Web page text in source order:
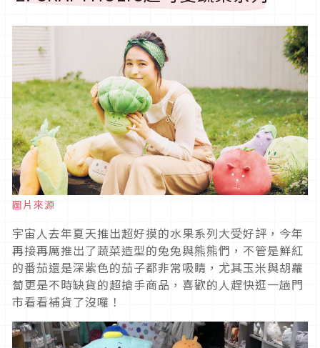
圖片來源
宇宙人去年夏天推出超好摸的水果系列大受好評，今年
再接再厲推出了蔬菜造型的兔兔與熊熊們，不管是鮮紅
的番茄還是深紫色的茄子都非常吸睛，尤其玉米與胡蘿
蔔更是不時缺貨的超搶手商品，喜歡的人趕快逛一趟門
市看看補貨了沒囉！